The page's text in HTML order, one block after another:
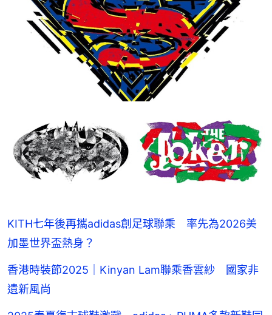
KITH七年後再攜adidas創足球聯乘 率先為2026美
加墨世界盃熱身？
香港時裝節2025｜Kinyan Lam聯乘香雲紗 國家非
遺新風尚